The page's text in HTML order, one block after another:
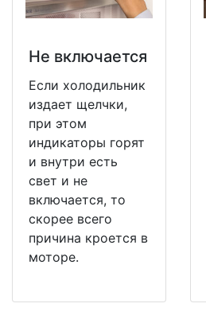
Не включается
Если холодильник
издает щелчки,
при этом
индикаторы горят
и внутри есть
свет и не
включается, то
скорее всего
причина кроется в
моторе.